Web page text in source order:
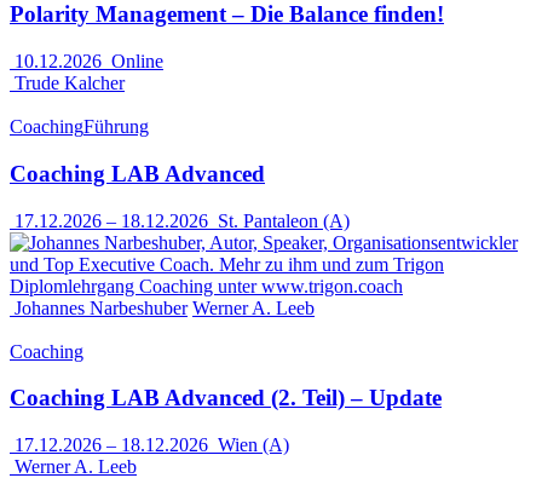
Polarity Management – Die Balance finden!
10.12.2026 Online
Trude Kalcher
CoachingFührung
Coaching LAB Advanced
17.12.2026 – 18.12.2026 St. Pantaleon (A)
Johannes Narbeshuber Werner A. Leeb
Coaching
Coaching LAB Advanced (2. Teil) – Update
17.12.2026 – 18.12.2026 Wien (A)
Werner A. Leeb